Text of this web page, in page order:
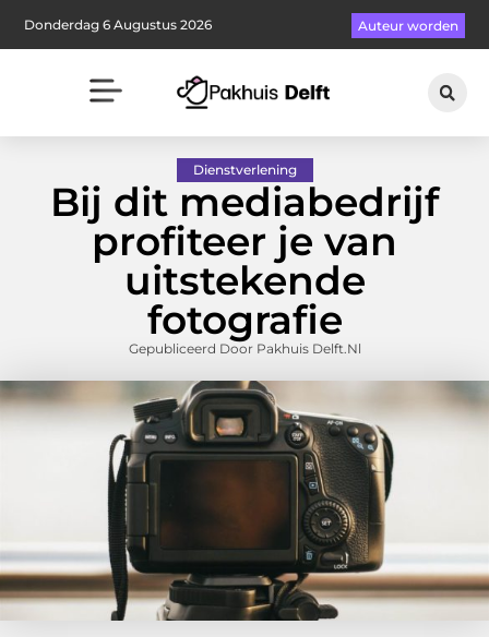
Donderdag 6 Augustus 2026 Auteur worden
Dienstverlening
Bij dit mediabedrijf
profiteer je van
uitstekende
fotografie
Gepubliceerd Door Pakhuis Delft.nl